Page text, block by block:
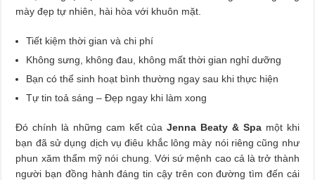
mày đẹp tự nhiên, hài hòa với khuôn mặt.
Tiết kiệm thời gian và chi phí
Không sưng, không đau, không mất thời gian nghỉ dưỡng
Bạn có thể sinh hoạt bình thường ngay sau khi thực hiện
Tự tin toả sáng – Đẹp ngay khi làm xong
Đó chính là những cam kết củaJenna Beaty & Spa một khi
bạn đã sử dụng dịch vụ điêu khắc lông mày nói riêng cũng như
phun xăm thẩm mỹ nói chung. Với sứ mệnh cao cả là trở thành
người bạn đồng hành đáng tin cậy trên con đường tìm đến cái